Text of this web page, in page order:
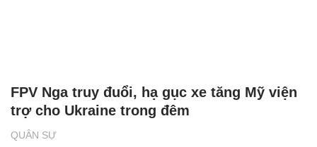
QUÂN SỰ
FPV Nga truy đuổi, hạ gục xe tăng Mỹ viện
trợ cho Ukraine trong đêm